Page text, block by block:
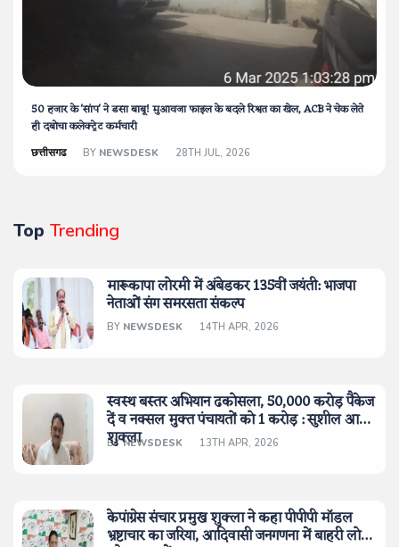
50 हजार के 'सांप' ने डसा बाबू! मुआवजा फाइल के बदले रिश्वत का खेल, ACB ने चेक लेते
ही दबोचा कलेक्ट्रेट कर्मचारी
छत्तीसगढ BY NEWSDESK 28TH JUL, 2026
Top Trending
मारूकापा लोरमी में अंबेडकर 135वीं जयंती: भाजपा
नेताओं संग समरसता संकल्प
BY NEWSDESK 14TH APR, 2026
स्वस्थ बस्तर अभियान ढकोसला, 50,000 करोड़ पैकेज
दें व नक्सल मुक्त पंचायतों को 1 करोड़ : सुशील आनंद
शुक्ला
BYNEWSDESK 13TH APR, 2026
केपांग्रेस संचार प्रमुख शुक्ला ने कहा पीपीपी मॉडल
भ्रष्टाचार का जरिया, आदिवासी जनगणना में बाहरी लोगों